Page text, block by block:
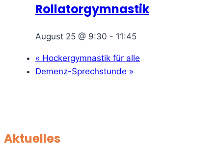
Rollatorgymnastik
August 25 @ 9:30 - 11:45
« Hockergymnastik für alle
Demenz-Sprechstunde »
Aktuelles